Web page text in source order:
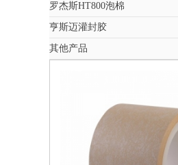
罗杰斯HT800泡棉
亨斯迈灌封胶
其他产品